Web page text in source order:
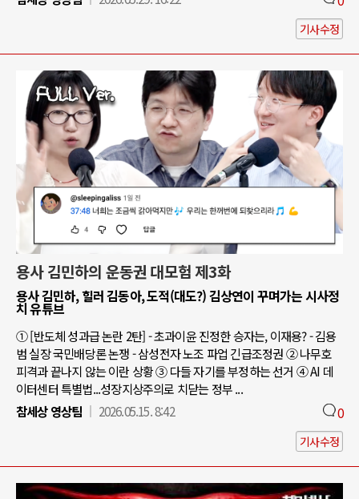
기사수정
용사 김민하의 운동권 대모험 제3화
용사 김민하, 힐러 김동아, 도적(대도?) 김상연이 꾸며가는 시사정
치 유튜브
① [반도체 성과급 논란 2탄] - 초과이윤 진정한 승자는, 이재용? - 김용
범 실장 국민배당론 논쟁 - 삼성전자 노조 파업 긴급조정권 ② 나무호
피격과 끝나지 않는 이란 상황 ③ 다들 자기를 부정하는 선거 ④ AI 데
이터센터 특별법...성장지상주의로 치닫는 정부 ...
참세상 영상팀
2026.05.15. 8:42 0
기사수정